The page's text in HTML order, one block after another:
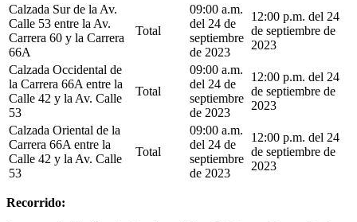
Calzada Sur de la Av.
Calle 53 entre la Av.
Carrera 60 y la Carrera
66A
Total
09:00 a.m.
del 24 de
septiembre
de 2023
12:00 p.m. del 24
de septiembre de
2023
Calzada Occidental de
la Carrera 66A entre la
Calle 42 y la Av. Calle
53
Total
09:00 a.m.
del 24 de
septiembre
de 2023
12:00 p.m. del 24
de septiembre de
2023
Calzada Oriental de la
Carrera 66A entre la
Calle 42 y la Av. Calle
53
Total
09:00 a.m.
del 24 de
septiembre
de 2023
12:00 p.m. del 24
de septiembre de
2023
Recorrido: